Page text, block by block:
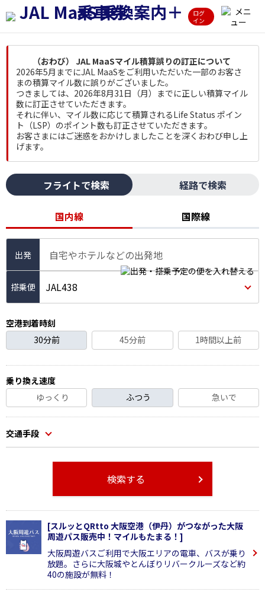
ログ
イン
（おわび） JAL MaaSマイル積算誤りの訂正について
2026年5月までにJAL MaaSをご利用いただいた一部のお客さ
まの積算マイル数に誤りがございました。
つきましては、2026年8月31日（月）までに正しい積算マイル
数に訂正させていただきます。
それに伴い、マイル数に応じて積算されるLife Status ポイン
ト（LSP）のポイント数も訂正させていただきます。
お客さまにはご迷惑をおかけしましたことを深くおわび申し上
げます。
フライトで検索 経路で検索
国内線 国際線
出発 自宅やホテルなどの出発地
JAL438
空港到着時刻
30分前
45分前 1時間以上前
乗り換え速度
ゆっくり
ふつう 急いで
交通手段
検索する
[スルッとQRtto 大阪空港（伊丹）がつながった大阪
周遊パス販売中！マイルもたまる！]
大阪周遊バスご利用で大阪エリアの電車、バスが乗り
放題。さらに大阪城やとんぼりリバークルーズなど約
40の施設が無料！